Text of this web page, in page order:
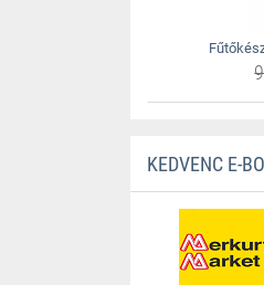
KEDVENC E-